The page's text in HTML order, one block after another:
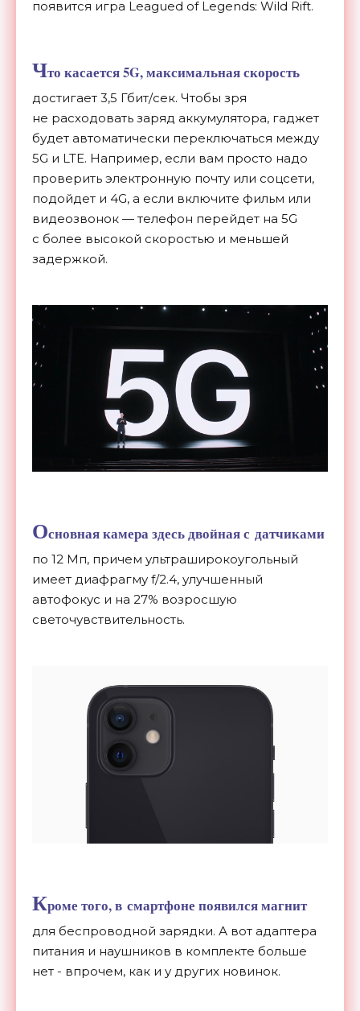
появится игра Leagued of Legends: Wild Rift.
Что касается 5G, максимальная скорость
достигает 3,5 Гбит/сек. Чтобы зря
не расходовать заряд аккумулятора, гаджет
будет автоматически переключаться между
5G и LTE. Например, если вам просто надо
проверить электронную почту или соцсети,
подойдет и 4G, а если включите фильм или
видеозвонок —телефон перейдет на 5G
с более высокой скоростью и меньшей
задержкой.
Основная камера здесь двойная с датчиками
по 12 Мп, причем ультраширокоугольный
имеет диафрагму f/2.4, улучшенный
автофокус и на 27% возросшую
светочувствительность.
Кроме того, в смартфоне появился магнит
для беспроводной зарядки. А вот адаптера
питания и наушников в комплекте больше
нет - впрочем, как и у других новинок.